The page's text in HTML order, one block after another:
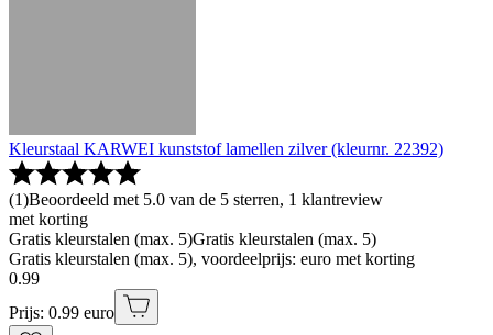
Kleurstaal KARWEI kunststof lamellen zilver (kleurnr. 22392)
(1)Beoordeeld met 5.0 van de 5 sterren, 1 klantreview
met korting
Gratis kleurstalen (max. 5)Gratis kleurstalen (max. 5)
Gratis kleurstalen (max. 5), voordeelprijs: euro met korting
0.99
Prijs: 0.99 euro